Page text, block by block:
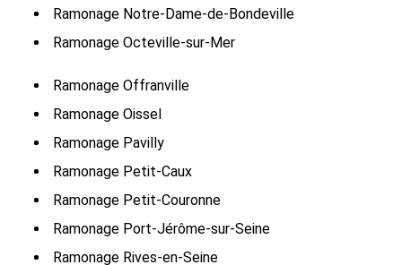
Ramonage Notre-Dame-de-Bondeville
Ramonage Octeville-sur-Mer
Ramonage Offranville
Ramonage Oissel
Ramonage Pavilly
Ramonage Petit-Caux
Ramonage Petit-Couronne
Ramonage Port-Jérôme-sur-Seine
Ramonage Rives-en-Seine